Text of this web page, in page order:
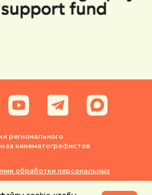
регионального
кинематографистов
обработки персональных